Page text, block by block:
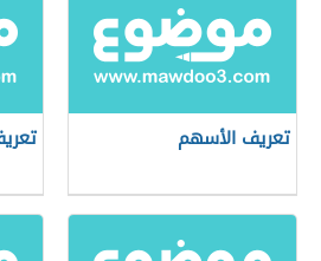
تعريف الأسهم